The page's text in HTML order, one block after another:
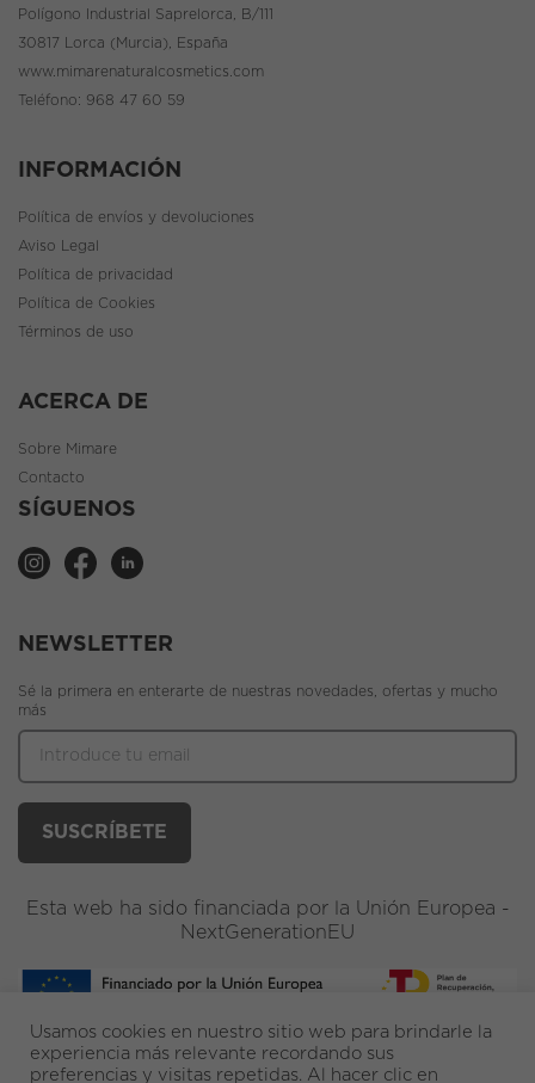
Polígono Industrial Saprelorca, B/111
30817 Lorca (Murcia), España
www.mimarenaturalcosmetics.com
Teléfono: 968 47 60 59
INFORMACIÓN
Política de envíos y devoluciones
Aviso Legal
Política de privacidad
Política de Cookies
Términos de uso
ACERCA DE
Sobre Mimare
Contacto
SÍGUENOS
NEWSLETTER
Sé la primera en enterarte de nuestras novedades, ofertas y mucho
más
Esta web ha sido financiada por la Unión Europea -
NextGenerationEU
Usamos cookies en nuestro sitio web para brindarle la
experiencia más relevante recordando sus
preferencias y visitas repetidas. Al hacer clic en